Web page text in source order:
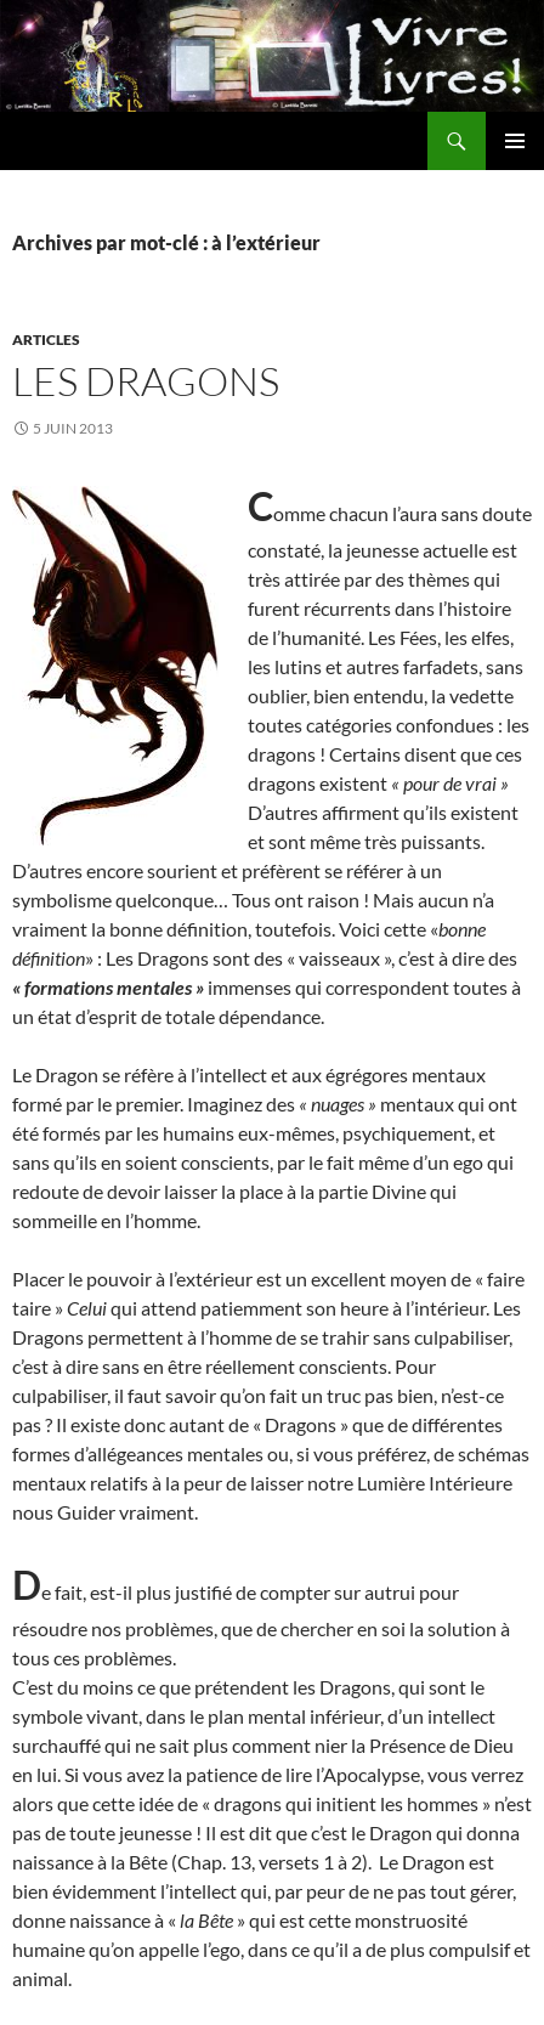
Aller
au
contenu
Archives par mot-clé : à l’extérieur
ARTICLES
LES DRAGONS
5 JUIN 2013
Comme chacun l’aura sans doute
constaté, la jeunesse actuelle est
très attirée par des thèmes qui
furent récurrents dans l’histoire
de l’humanité. Les Fées, les elfes,
les lutins et autres farfadets, sans
oublier, bien entendu, la vedette
toutes catégories confondues : les
dragons ! Certains disent que ces
dragons existent « pour de vrai »
D’autres affirment qu’ils existent
et sont même très puissants.
D’autres encore sourient et préfèrent se référer à un
symbolisme quelconque… Tous ont raison ! Mais aucun n’a
vraiment la bonne définition, toutefois. Voici cette «bonne
définition» : Les Dragons sont des « vaisseaux », c’est à dire des
« formations mentales » immenses qui correspondent toutes à
un état d’esprit de totale dépendance.
Le Dragon se réfère à l’intellect et aux égrégores mentaux
formé par le premier. Imaginez des « nuages » mentaux qui ont
été formés par les humains eux-mêmes, psychiquement, et
sans qu’ils en soient conscients, par le fait même d’un ego qui
redoute de devoir laisser la place à la partie Divine qui
sommeille en l’homme.
Placer le pouvoir à l’extérieur est un excellent moyen de « faire
taire »Celuiqui attend patiemment son heure à l’intérieur. Les
Dragons permettent à l’homme de se trahir sans culpabiliser,
c’est à dire sans en être réellement conscients. Pour
culpabiliser, il faut savoir qu’on fait un truc pas bien, n’est-ce
pas ? Il existe donc autant de « Dragons » que de différentes
formes d’allégeances mentales ou, si vous préférez, de schémas
mentaux relatifs à la peur de laisser notre Lumière Intérieure
nous Guider vraiment.
De fait, est-il plus justifié de compter sur autrui pour
résoudre nos problèmes, que de chercher en soi la solution à
tous ces problèmes.
C’est du moins ce que prétendent les Dragons, qui sont le
symbole vivant, dans le plan mental inférieur, d’un intellect
surchauffé qui ne sait plus comment nier la Présence de Dieu
en lui. Si vous avez la patience de lire l’Apocalypse, vous verrez
alors que cette idée de « dragons qui initient les hommes » n’est
pas de toute jeunesse ! Il est dit que c’est le Dragon qui donna
naissance à la Bête (Chap. 13, versets 1 à 2). Le Dragon est
bien évidemment l’intellect qui, par peur de ne pas tout gérer,
donne naissance à « la Bête » qui est cette monstruosité
humaine qu’on appelle l’ego, dans ce qu’il a de plus compulsif et
animal.